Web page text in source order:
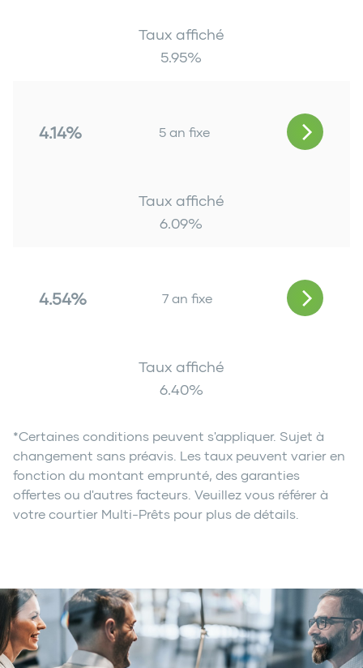
Taux affiché
5.95%
4.14% 5 an fixe
Taux affiché
6.09%
4.54% 7 an fixe
Taux affiché
6.40%
*Certaines conditions peuvent s'appliquer. Sujet à
changement sans préavis. Les taux peuvent varier en
fonction du montant emprunté, des garanties
offertes ou d'autres facteurs. Veuillez vous référer à
votre courtier Multi-Prêts pour plus de détails.